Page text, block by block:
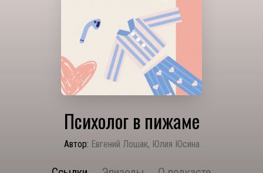
Психолог в пижаме
Автор: Евгений Лошак, Юлия Юсина